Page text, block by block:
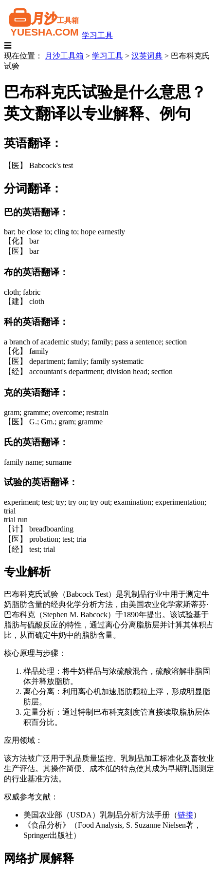
学习工具
☰
现在位置：
月沙工具箱 > 学习工具 > 汉英词典 > 巴布科克氏
试验
巴布科克氏试验是什么意思？
英文翻译以专业解释、例句
英语翻译：
【医】 Babcock's test
分词翻译：
巴的英语翻译：
bar; be close to; cling to; hope earnestly
【化】 bar
【医】 bar
布的英语翻译：
cloth; fabric
【建】 cloth
科的英语翻译：
a branch of academic study; family; pass a sentence; section
【化】 family
【医】 department; family; family systematic
【经】 accountant's department; division head; section
克的英语翻译：
gram; gramme; overcome; restrain
【医】 G.; Gm.; gram; gramme
氏的英语翻译：
family name; surname
试验的英语翻译：
experiment; test; try; try on; try out; examination; experimentation;
trial
trial run
【计】 breadboarding
【医】 probation; test; tria
【经】 test; trial
专业解析
巴布科克氏试验（Babcock Test）是乳制品行业中用于测定牛
奶脂肪含量的经典化学分析方法，由美国农业化学家斯蒂芬·
巴布科克（Stephen M. Babcock）于1890年提出。该试验基于
脂肪与硫酸反应的特性，通过离心分离脂肪层并计算其体积占
比，从而确定牛奶中的脂肪含量。
核心原理与步骤：
样品处理：将牛奶样品与浓硫酸混合，硫酸溶解非脂固
体并释放脂肪。
离心分离：利用离心机加速脂肪颗粒上浮，形成明显脂
肪层。
定量分析：通过特制巴布科克刻度管直接读取脂肪层体
积百分比。
应用领域：
该方法被广泛用于乳品质量监控、乳制品加工标准化及畜牧业
生产评估。其操作简便、成本低的特点使其成为早期乳脂测定
的行业基准方法。
权威参考文献：
美国农业部（USDA）乳制品分析方法手册（链接）
《食品分析》（Food Analysis, S. Suzanne Nielsen著，
Springer出版社）
网络扩展解释